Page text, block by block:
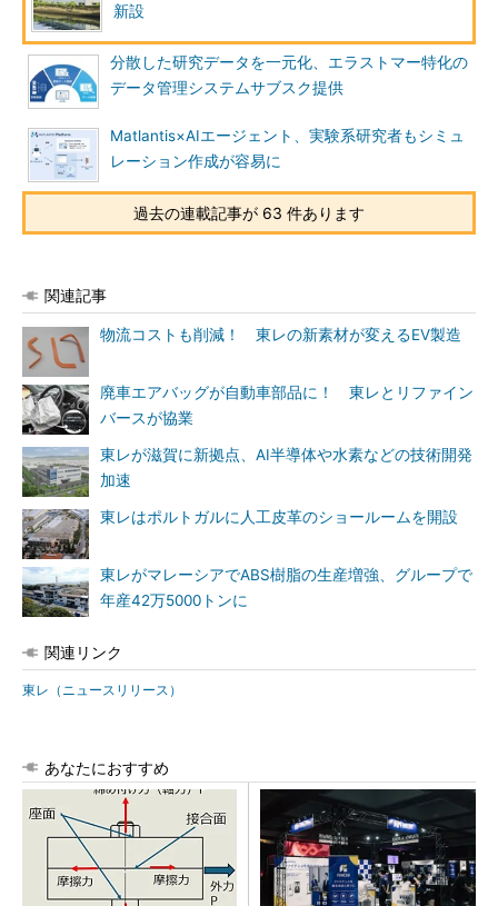
新設
分散した研究データを一元化、エラストマー特化の
データ管理システムサブスク提供
Matlantis×AIエージェント、実験系研究者もシミュ
レーション作成が容易に
過去の連載記事が 63 件あります
関連記事
物流コストも削減！ 東レの新素材が変えるEV製造
廃車エアバッグが自動車部品に！ 東レとリファイン
バースが協業
東レが滋賀に新拠点、AI半導体や水素などの技術開発
加速
東レはポルトガルに人工皮革のショールームを開設
東レがマレーシアでABS樹脂の生産増強、グループで
年産42万5000トンに
関連リンク
東レ（ニュースリリース）
あなたにおすすめ